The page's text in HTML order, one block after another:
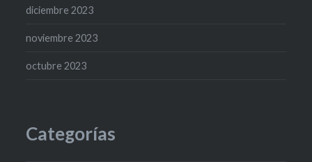
diciembre 2023
noviembre 2023
octubre 2023
Categorías